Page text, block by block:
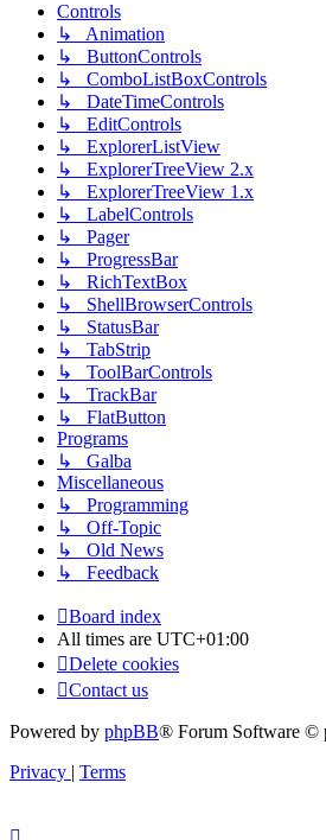
Controls
↳ Animation
↳ ButtonControls
↳ ComboListBoxControls
↳ DateTimeControls
↳ EditControls
↳ ExplorerListView
↳ ExplorerTreeView 2.x
↳ ExplorerTreeView 1.x
↳ LabelControls
↳ Pager
↳ ProgressBar
↳ RichTextBox
↳ ShellBrowserControls
↳ StatusBar
↳ TabStrip
↳ ToolBarControls
↳ TrackBar
↳ FlatButton
Programs
↳ Galba
Miscellaneous
↳ Programming
↳ Off-Topic
↳ Old News
↳ Feedback
Board index
All times are UTC+01:00
Delete cookies
Contact us
Powered by phpBB® Forum Software ©
Privacy | Terms